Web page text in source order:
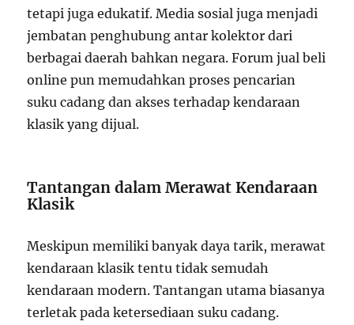
tetapi juga edukatif. Media sosial juga menjadi
jembatan penghubung antar kolektor dari
berbagai daerah bahkan negara. Forum jual beli
online pun memudahkan proses pencarian
suku cadang dan akses terhadap kendaraan
klasik yang dijual.
Tantangan dalam Merawat Kendaraan
Klasik
Meskipun memiliki banyak daya tarik, merawat
kendaraan klasik tentu tidak semudah
kendaraan modern. Tantangan utama biasanya
terletak pada ketersediaan suku cadang.